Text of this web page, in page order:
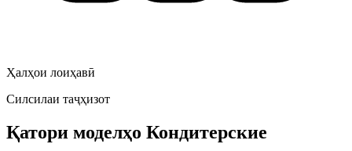
Ҳалҳои лоиҳавӣ
Силсилаи таҷҳизот
Қатори моделҳо Кондитерские